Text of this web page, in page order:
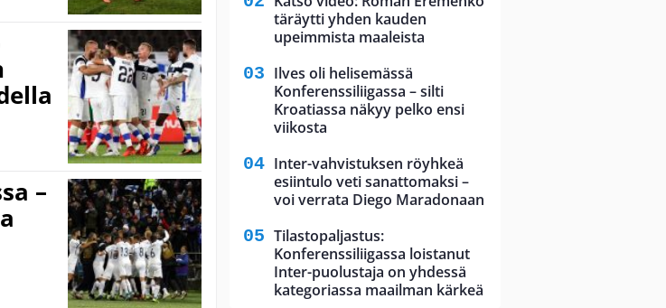
–
täräytti yhden kauden
upeimmista maaleista
Ilves oli helisemässä
Konferenssiliigassa – silti
Kroatiassa näkyy pelko ensi
viikosta
Inter-vahvistuksen röyhkeä
esiintulo veti sanattomaksi –
voi verrata Diego Maradonaan
Tilastopaljastus:
Konferenssiliigassa loistanut
Inter-puolustaja on yhdessä
kategoriassa maailman kärkeä